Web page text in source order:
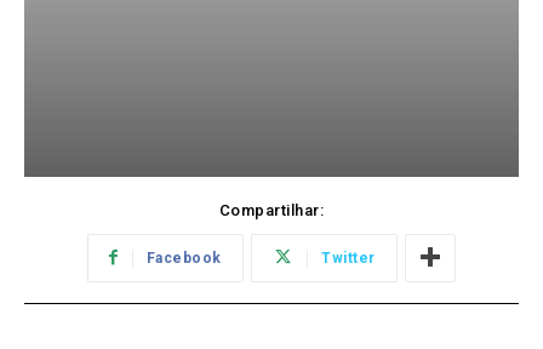
Compartilhar:
Facebook Twitter